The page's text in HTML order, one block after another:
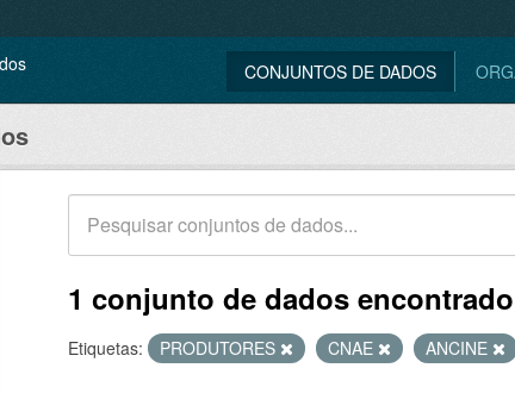
CONJUNTOS DE DADOS
1 conjunto de dados encontrado
Etiquetas: PRODUTORES CNAE ANCINE